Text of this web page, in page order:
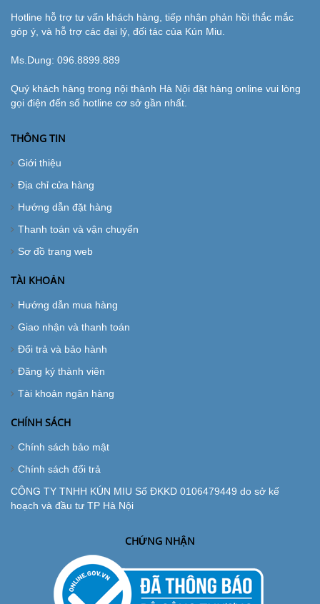
Hotline hỗ trợ tư vấn khách hàng, tiếp nhận phản hồi thắc mắc
góp ý, và hỗ trợ các đại lý, đối tác của Kún Miu.
Ms.Dung: 096.8899.889
Quý khách hàng trong nội thành Hà Nội đặt hàng online vui lòng
gọi điện đến số hotline cơ sở gần nhất.
THÔNG TIN
Giới thiệu
Địa chỉ cửa hàng
Hướng dẫn đặt hàng
Thanh toán và vận chuyển
Sơ đồ trang web
TÀI KHOẢN
Hướng dẫn mua hàng
Giao nhận và thanh toán
Đổi trả và bảo hành
Đăng ký thành viên
Tài khoản ngân hàng
CHÍNH SÁCH
Chính sách bảo mật
Chính sách đổi trả
CÔNG TY TNHH KÚN MIU Số ĐKKD 0106479449 do sở kế
hoạch và đầu tư TP Hà Nội
CHỨNG NHẬN